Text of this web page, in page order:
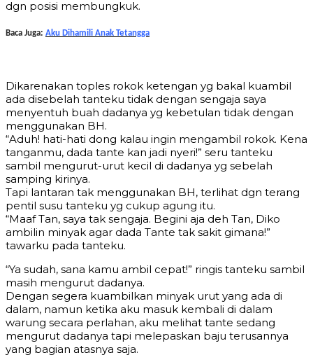
dgn posisi membungkuk.
Baca Juga: Aku Dihamili Anak Tetangga
Dikarenakan toples rokok ketengan yg bakal kuambil
ada disebelah tanteku tidak dengan sengaja saya
menyentuh buah dadanya yg kebetulan tidak dengan
menggunakan BH.
“Aduh! hati-hati dong kalau ingin mengambil rokok. Kena
tanganmu, dada tante kan jadi nyeri!” seru tanteku
sambil mengurut-urut kecil di dadanya yg sebelah
samping kirinya.
Tapi lantaran tak menggunakan BH, terlihat dgn terang
pentil susu tanteku yg cukup agung itu.
“Maaf Tan, saya tak sengaja. Begini aja deh Tan, Diko
ambilin minyak agar dada Tante tak sakit gimana!”
tawarku pada tanteku.
“Ya sudah, sana kamu ambil cepat!” ringis tanteku sambil
masih mengurut dadanya.
Dengan segera kuambilkan minyak urut yang ada di
dalam, namun ketika aku masuk kembali di dalam
warung secara perlahan, aku melihat tante sedang
mengurut dadanya tapi melepaskan baju terusannya
yang bagian atasnya saja.